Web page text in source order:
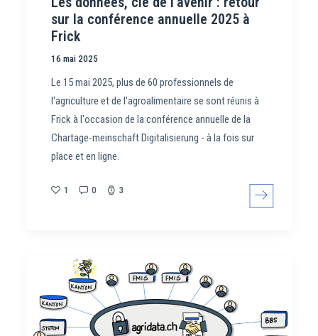
sur la conférence annuelle 2025 à
Frick
16 mai 2025
Le 15 mai 2025, plus de 60 professionnels de
l'agriculture et de l'agroalimentaire se sont réunis à
Frick à l'occasion de la conférence annuelle de la
Chartage-meinschaft Digitalisierung - à la fois sur
place et en ligne.
1 0 3